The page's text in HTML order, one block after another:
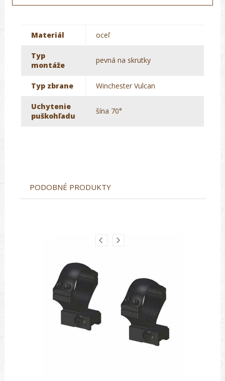
Materiál oceľ
Typ
montáže
pevná na skrutky
Typ zbrane Winchester Vulcan
Uchytenie
puškohľadu
šína 70°
PODOBNÉ PRODUKTY